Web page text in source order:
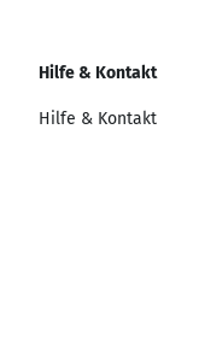
Hilfe & Kontakt
Hilfe & Kontakt